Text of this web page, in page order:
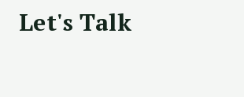
Let's Talk